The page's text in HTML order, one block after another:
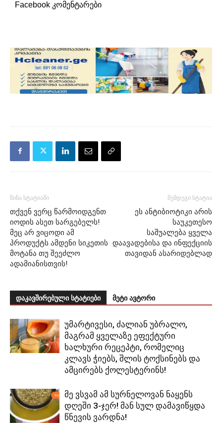
Facebook კომენტარები
წინა სტატიაში
თქვენ ვერც წარმოიდგენთ
იოდის ასეთ სარგებელს!
მეც არ ვიცოდი ამ
პროდუქტს ამდენი სიკეთის
მოტანა თუ შეეძლო
ადამიანისთვის!
შემდეგი სტატია
ეს ანტიბიოტიკი არის
საუკეთესო
საშუალება ყველა
დაავადებისა და ინფექციის
თავიდან ასარიდებლად
დაკავშირებული სტატიები მეტი ავტორი
უმარტივესი, ძალიან უბრალო,
მაგრამ ყველაზე ეფექტური
ხალხური რეცეპტი, რომელიც
კლავს ჭიებს, შლის ტოქსინებს და
ამცირებს ქოლესტერინს!
მე ვსვამ ამ სურნელოვან ნაყენს
დღეში 3-ჯერ! მან სულ დამავიწყდა
წნევის ვარდნა!